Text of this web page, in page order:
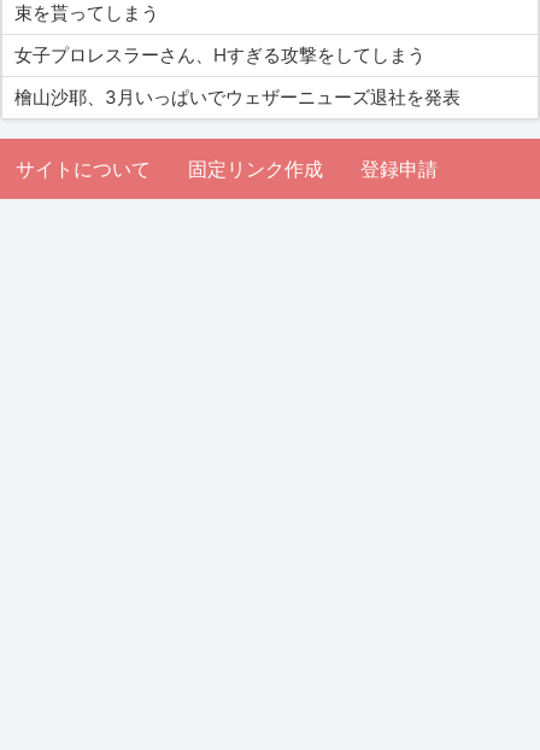
束を貰ってしまう
女子プロレスラーさん、Hすぎる攻撃をしてしまう
檜山沙耶、3月いっぱいでウェザーニューズ退社を発表
サイトについて 固定リンク作成 登録申請